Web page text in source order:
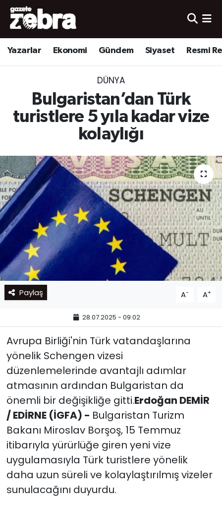
Yazarlar Ekonomi Gündem Siyaset Resmi
DÜNYA
Bulgaristan’dan Türk
turistlere 5 yıla kadar vize
kolaylığı
Paylaş A- A+
28.07.2025 - 09:02
Avrupa Birliği'nin Türk vatandaşlarına
yönelik Schengen vizesi
düzenlemelerinde avantajlı adımlar
atmasının ardından Bulgaristan da
önemli bir değişikliğe gitti.Erdoğan DEMİR
/ EDİRNE (İGFA) - Bulgaristan Turizm
Bakanı Miroslav Borşoş, 15 Temmuz
itibarıyla yürürlüğe giren yeni vize
uygulamasıyla Türk turistlere yönelik
daha uzun süreli ve kolaylaştırılmış vizeler
sunulacağını duyurdu.
Yazarlar
Ekonomi
Yerel
Nöbetçi Eczaneler
Hava Durumu
Süper Lig Puan Durumu ve Fikstür
Tüm Manşetler
Son Dakika Haberleri
Haber Arşivi